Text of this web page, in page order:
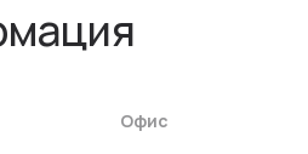
Офис